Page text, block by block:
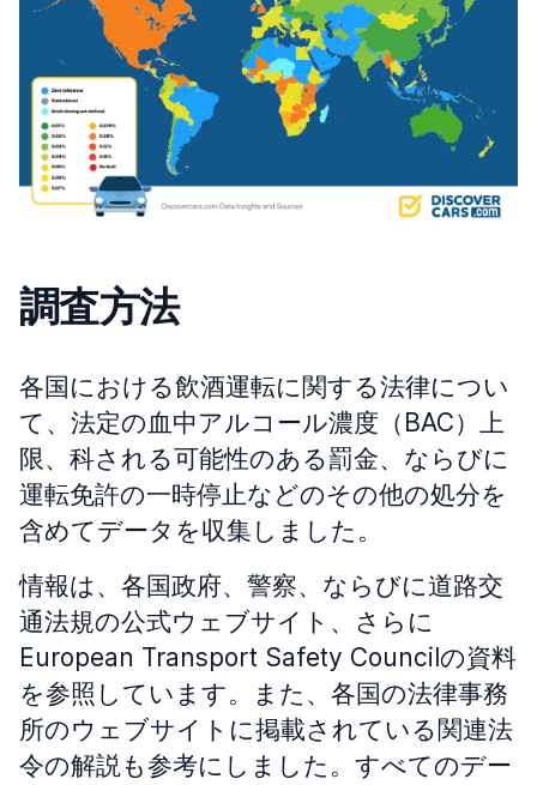
調査方法
各国における飲酒運転に関する法律につい
て、法定の血中アルコール濃度（BAC）上
限、科される可能性のある罰金、ならびに
運転免許の一時停止などのその他の処分を
含めてデータを収集しました。
情報は、各国政府、警察、ならびに道路交
通法規の公式ウェブサイト、さらに
European Transport Safety Councilの資料
を参照しています。また、各国の法律事務
所のウェブサイトに掲載されている関連法
令の解説も参考にしました。すべてのデー